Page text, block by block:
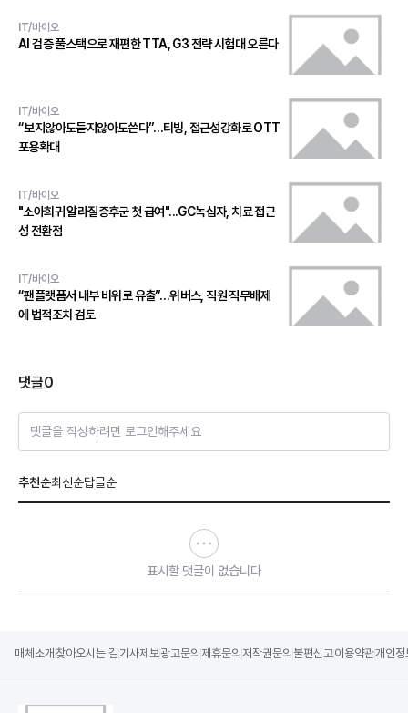
IT/바이오
AI 검증 풀스택으로 재편한 TTA, G3 전략 시험대 오른다
IT/바이오
“보지않아도듣지않아도쓴다”…티빙, 접근성강화로 OTT
포용확대
IT/바이오
"소아희귀 알라질증후군 첫 급여"...GC녹십자, 치료 접근
성 전환점
IT/바이오
“팬플랫폼서 내부 비위로 유출”…위버스, 직원 직무배제
에 법적조치 검토
댓글0
댓글을 작성하려면 로그인해주세요
추천순최신순답글순
표시할 댓글이 없습니다
매체소개 찾아오시는 길기사제보광고문의 제휴문의 저작권문의 불편신고이용약관개인정